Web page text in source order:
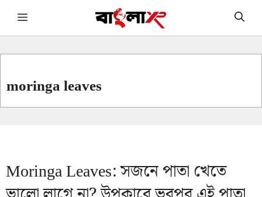
Skip Menu
moringa leaves
Moringa Leaves: সজনে পাতা খেতে